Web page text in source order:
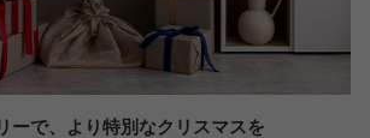
ーで、より特別なクリスマスを